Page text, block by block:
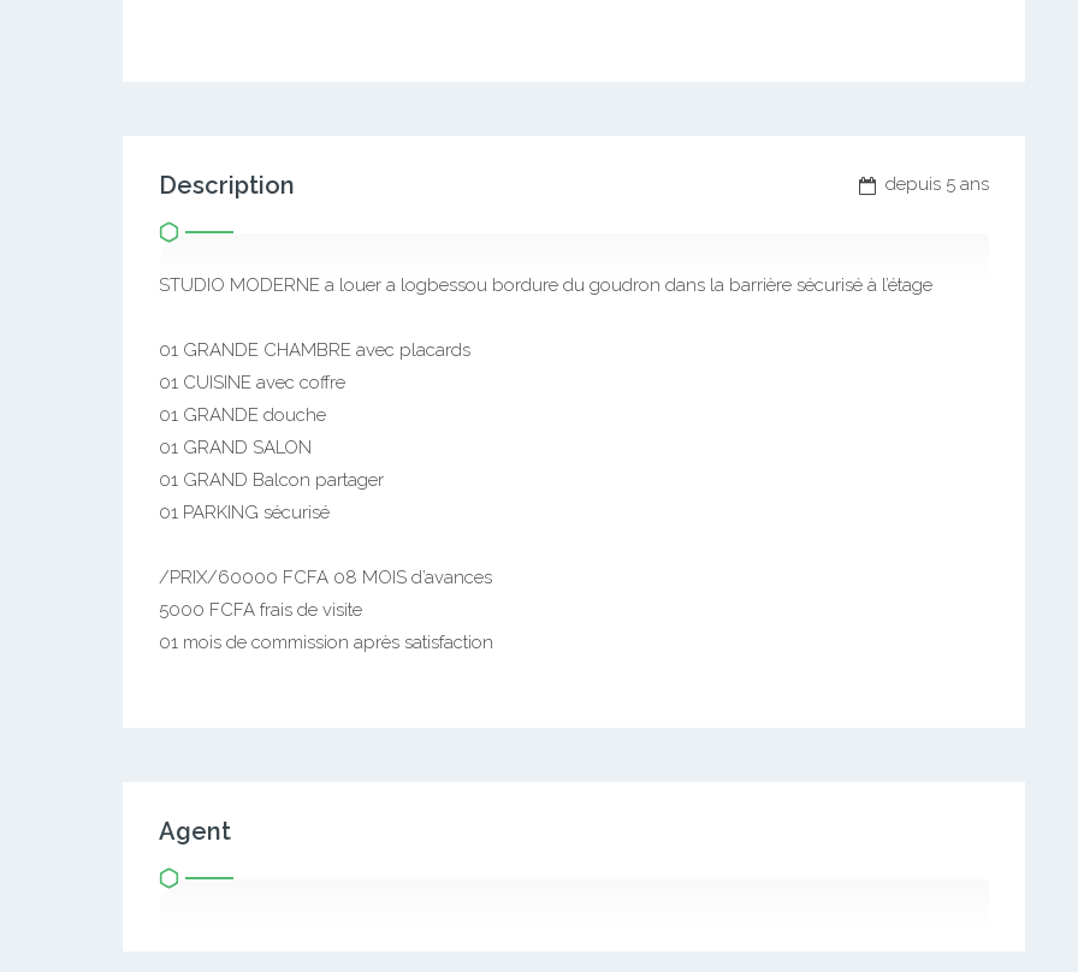
depuis 5 ans
Description
STUDIO MODERNE a louer a logbessou bordure du goudron dans la barrière sécurisé à l’étage
01 GRANDE CHAMBRE avec placards
01 CUISINE avec coffre
01 GRANDE douche
01 GRAND SALON
01 GRAND Balcon partager
01 PARKING sécurisé
/PRIX/60000 FCFA 08 MOIS d’avances
5000 FCFA frais de visite
01 mois de commission après satisfaction
Agent